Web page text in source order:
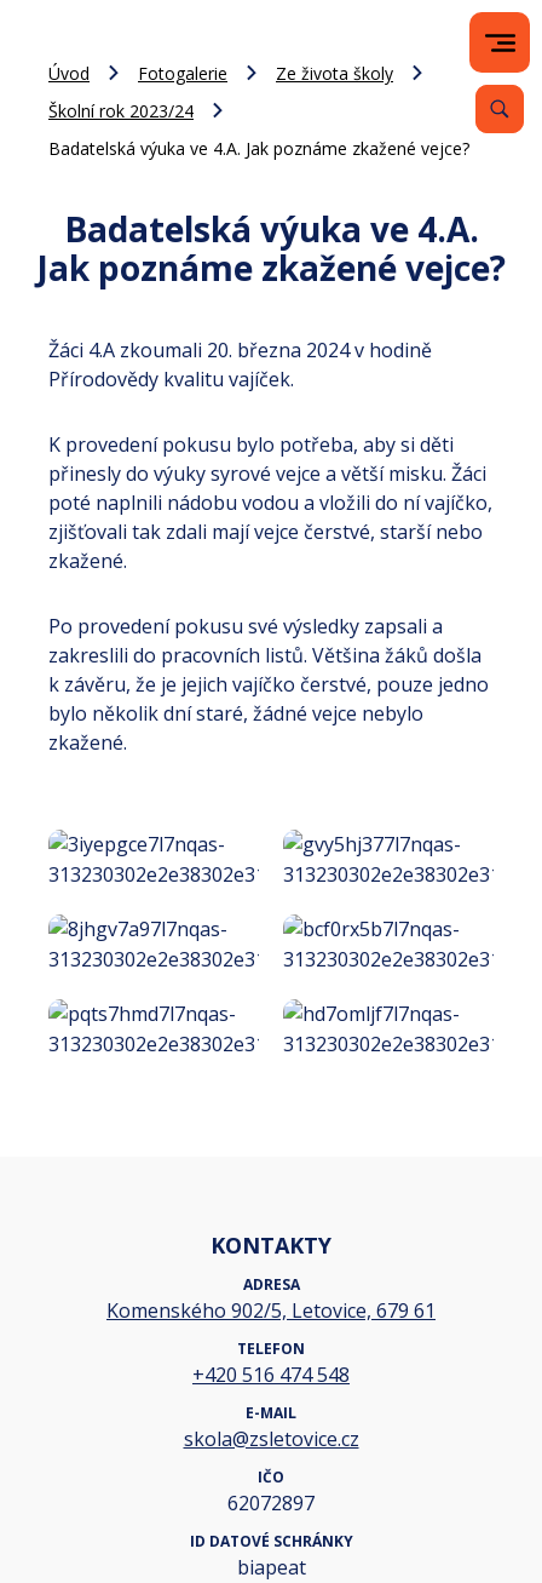
Úvod Fotogalerie
Ze života školy
Školní rok 2023/24
Badatelská výuka ve 4.A. Jak poznáme zkažené vejce?
Badatelská výuka ve 4.A.
Jak poznáme zkažené vejce?
Žáci 4.A zkoumali 20. března 2024 v hodině
Přírodovědy kvalitu vajíček.
K provedení pokusu bylo potřeba, aby si děti
přinesly do výuky syrové vejce a větší misku. Žáci
poté naplnili nádobu vodou a vložili do ní vajíčko,
zjišťovali tak zdali mají vejce čerstvé, starší nebo
zkažené.
Po provedení pokusu své výsledky zapsali a
zakreslili do pracovních listů. Většina žáků došla
k závěru, že je jejich vajíčko čerstvé, pouze jedno
bylo několik dní staré, žádné vejce nebylo
zkažené.
KONTAKTY
ADRESA
Komenského 902/5, Letovice, 679 61
TELEFON
+420 516 474 548
E-MAIL
skola@zsletovice.cz
IČO
62072897
ID DATOVÉ SCHRÁNKY
biapeat